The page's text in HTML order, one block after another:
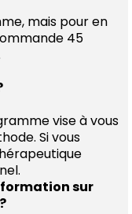
mais pour en
45
vise à vous
Si vous
formation sur